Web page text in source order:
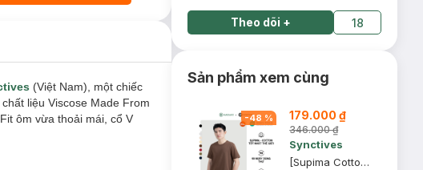
(Việt Nam), một chiếc
liệu Viscose Made From
ôm vừa thoải mái, cổ V
Theo dõi + 18
Sản phẩm xem cùng
-48 % 179.000 ₫
346.000 ₫
Synctives
[Supima Cotton] Áo Thun Nam Synctives Slim Fit, Nâu Gỗ, 2XL - CMTS0008